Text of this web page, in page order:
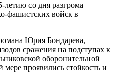
со дня разгрома
фашистских войск в
Юрия Бондарева,
сражения на подступах к
оборонительной
проявились стойкость и